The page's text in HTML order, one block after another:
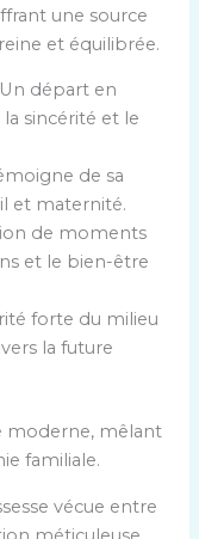
une source
et équilibrée.
Un départ en
sincérité et le
de sa
et maternité.
de moments
et le bien-être
forte du milieu
la future
moderne, mêlant
familiale.
vécue entre